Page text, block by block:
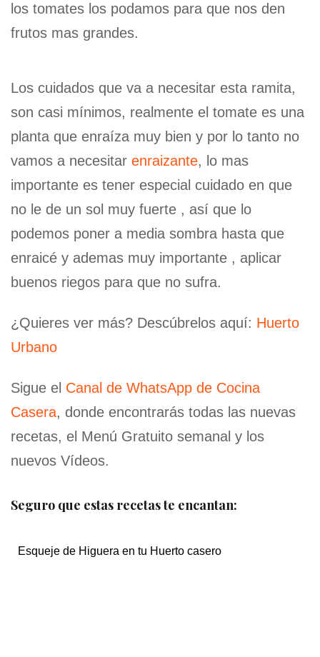
los tomates los podamos para que nos den
frutos mas grandes.
Los cuidados que va a necesitar esta ramita,
son casi mínimos, realmente el tomate es una
planta que enraíza muy bien y por lo tanto no
vamos a necesitar enraizante, lo mas
importante es tener especial cuidado en que
no le de un sol muy fuerte , así que lo
podemos poner a media sombra hasta que
enraicé y ademas muy importante , aplicar
buenos riegos para que no sufra.
¿Quieres ver más? Descúbrelos aquí: Huerto
Urbano
Sigue el Canal de WhatsApp de Cocina
Casera, donde encontrarás todas las nuevas
recetas, el Menú Gratuito semanal y los
nuevos Vídeos.
Seguro que estas recetas te encantan:
Esqueje de Higuera en tu Huerto casero